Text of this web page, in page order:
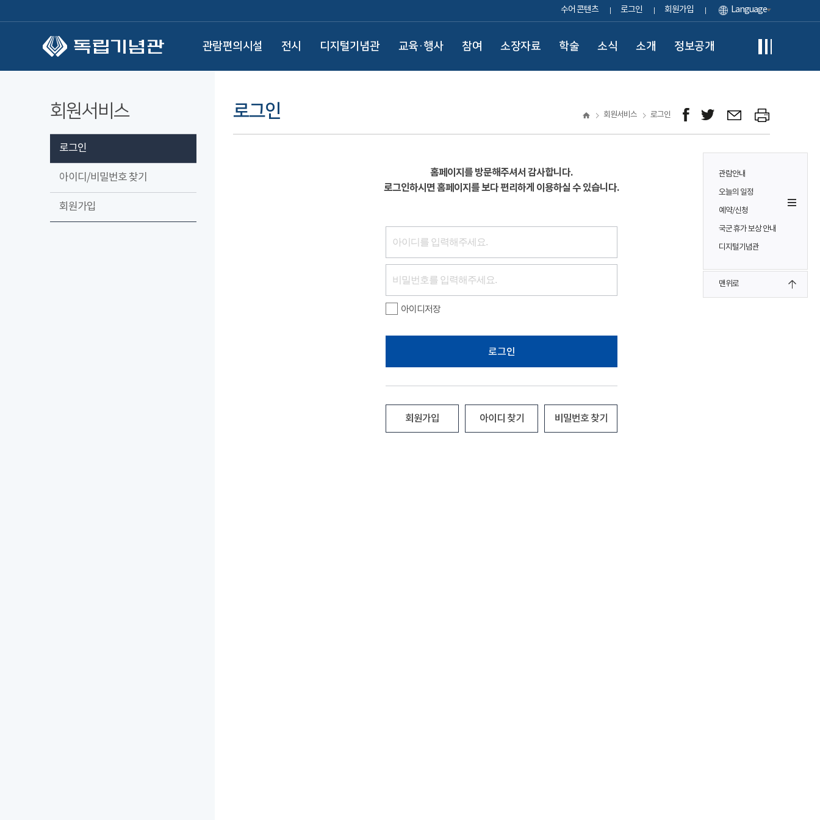
수어 콘텐츠 로그인 회원가입 Language
관람편의시설 전시 디지털기념관 교육·행사 참여 소장자료 학술 소식 소개 정보공개
관람안내
오늘의 일정
예약/신청
국군 휴가 보상 안내
디지털기념관
맨위로
회원서비스
로그인
아이디/비밀번호 찾기
회원가입
로그인 회원서비스 로그인
홈페이지를 방문해주셔서 감사합니다.
로그인하시면 홈페이지를 보다 편리하게 이용하실 수 있습니다.
아이디저장
로그인
회원가입 아이디 찾기 비밀번호 찾기